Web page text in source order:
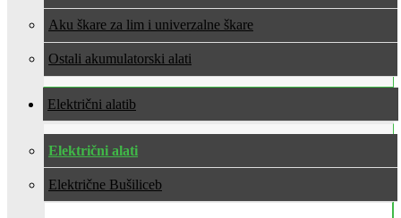
Aku škare za lim i univerzalne škare
Ostali akumulatorski alati
Električni alati
Električni alati
Električne Bušilice